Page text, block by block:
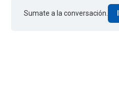
Sumate a la conversación.